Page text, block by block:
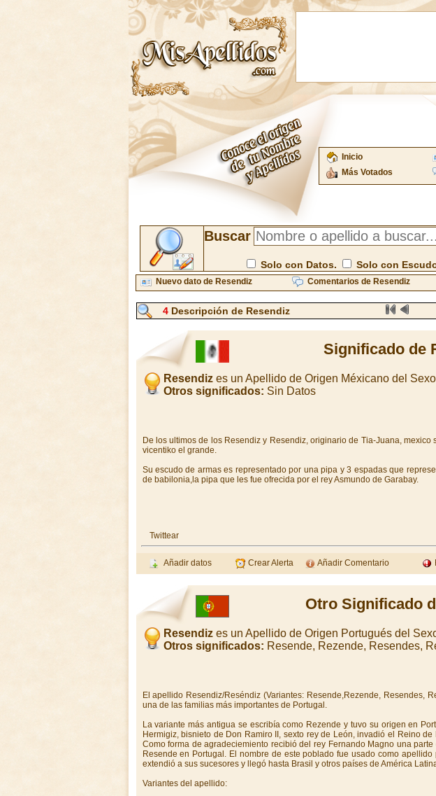
Inicio
Más Votados
Buscar
Solo con Datos. Solo con
Nuevo dato de Resendiz Comentarios de Resendiz
4 Descripción de Resendiz
Significado de
Resendizes un Apellido de Origen Méxicano del
Otros significados: Sin Datos
De los ultimos de los Resendiz y Resendiz, originario de Tia-Juana,
vicentiko el grande.
Su escudo de armas es representado por una pipa y 3 espadas que
de babilonia,la pipa que les fue ofrecida por el rey Asmundo de Garabay.
Twittear
Añadir datos Crear Alerta Añadir Comentario
Otro Significado
Resendizes un Apellido de Origen Portugués del
Otros significados: Resende, Rezende, Resendes,
El apellido Resendiz/Reséndiz (Variantes: Resende,Rezende, Resendes,
una de las familias más importantes de Portugal.
La variante más antigua se escribía como Rezende y tuvo su origen en
Hermigiz, bisnieto de Don Ramiro II, sexto rey de León, invadió el Reino
Como forma de agradeciemiento recibió del rey Fernando Magno una
Resende en Portugal. El nombre de este poblado fue usado como
extendió a sus sucesores y llegó hasta Brasil y otros países de América
Variantes del apellido: